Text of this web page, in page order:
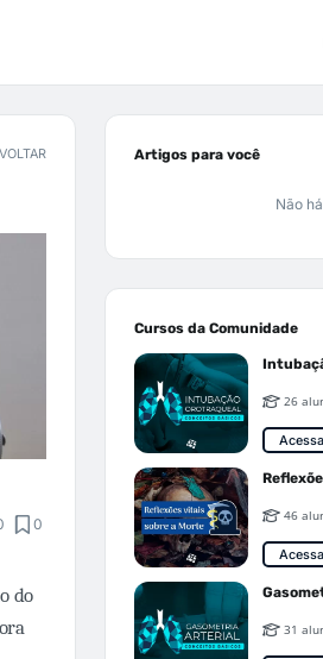
VOLTAR
0
do
Artigos para você
Não
Cursos da Comunidade
26
46
31